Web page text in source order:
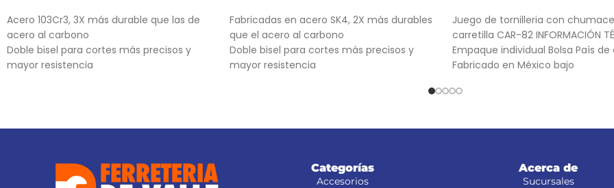
Acero 103Cr3, 3X más durable que las de
acero al carbono
Doble bisel para cortes más precisos y
mayor resistencia
Fabricadas en acero SK4, 2X más durables
que el acero al carbono
Doble bisel para cortes más precisos y
mayor resistencia
Juego de tornilleria con
carretilla CAR-82 INFORMACIÓN
Empaque individual Bolsa País de
Fabricado en México bajo
Categorías
Accesorios
Acerca de
Sucursales